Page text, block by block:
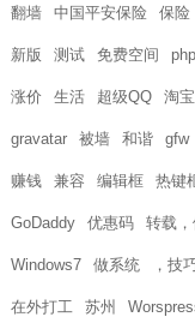
翻墙 中国平安保险 保险
新版 测试 免费空间
涨价 生活 超级QQ 淘宝
gravatar 被墙 和谐 gfw
赚钱 兼容 编辑框 热键
GoDaddy 优惠码 转载
Windows7 做系统 ，技
在外打工 苏州